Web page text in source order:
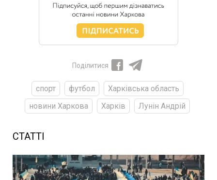
Поділитися
спорт футбол
Харківська область
новини Харкова
Харків Лунін Андрій
СТАТТІ